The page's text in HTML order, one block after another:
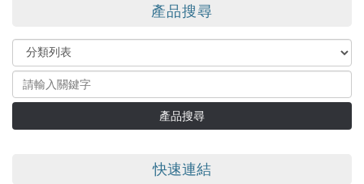
產品搜尋
產品搜尋
快速連結